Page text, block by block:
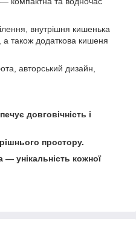
внутрішня кишенька
також додаткова кишеня
авторський дизайн,
довговічність і
простору.
унікальність кожної